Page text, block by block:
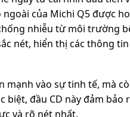
của Michi Q5 được
nhiễu từ môi trường
nét, hiển thị các thông
mạnh vào sự tinh tế, mà
biệt, đầu CD này đảm
và rõ nét nhất.